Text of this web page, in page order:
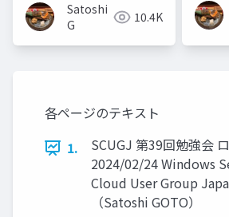
Satoshi
G
10.4K
各ページのテキスト
1.
SCUGJ 第39回勉強会
2024/02/24 Windows
Cloud User Group
（Satoshi GOTO）